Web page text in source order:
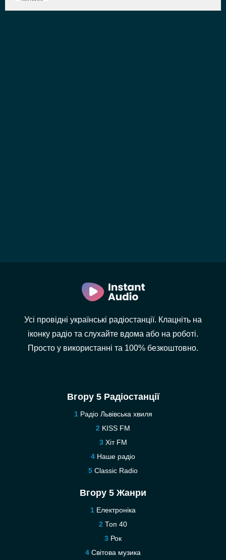
Усі провідні українські радіостанції. Клацніть на
іконку радіо та слухайте вдома або на роботі.
Просто у використанні та 100% безкоштовно.
Вгору 5 Радіостанції
Радіо Львівська хвиля
KISS FM
Хіт FM
Наше радіо
Classic Radio
Вгору 5 Жанри
Електроніка
Топ 40
Рок
Світова музика